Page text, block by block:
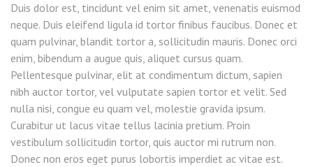
Duis dolor est, tincidunt vel enim sit amet, venenatis euismod
neque. Duis eleifend ligula id tortor finibus faucibus. Donec et
quam pulvinar, blandit tortor a, sollicitudin mauris. Donec orci
enim, bibendum a augue quis, aliquet cursus quam.
Pellentesque pulvinar, elit at condimentum dictum, sapien
nibh auctor tortor, vel vulputate sapien tortor et velit. Sed
nulla nisi, congue eu quam vel, molestie gravida ipsum.
Curabitur ut lacus vitae tellus lacinia pretium. Proin
vestibulum sollicitudin tortor, quis auctor mi rutrum non.
Donec non eros eget purus lobortis imperdiet ac vitae est.